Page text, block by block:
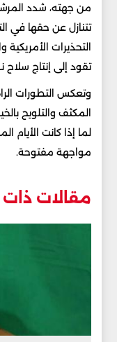
من جهته، شدد
تتنازل عن حقها في
التحذيرات
تقود إلى إنتاج سلاح
وتعكس التطورات
المكثف والتلويح
لما إذا كانت الأيام
مواجهة مفتوحة.
مقالات